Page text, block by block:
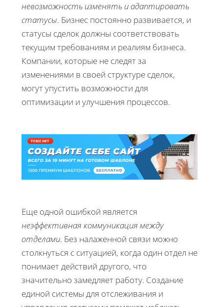
невозможность изменять и адаптировать
статусы. Бизнес постоянно развивается, и
статусы сделок должны соответствовать
текущим требованиям и реалиям бизнеса.
Компании, которые не следят за
изменениями в своей структуре сделок,
могут упустить возможности для
оптимизации и улучшения процессов.
Еще одной ошибкой является
неэффективная коммуникация между
отделами. Без налаженной связи можно
столкнуться с ситуацией, когда один отдел не
понимает действий другого, что
значительно замедляет работу. Создание
единой системы для отслеживания и